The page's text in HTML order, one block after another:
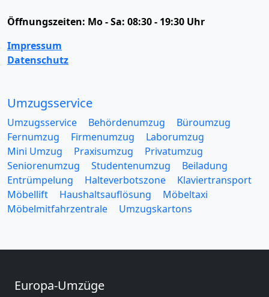
Öffnungszeiten: Mo - Sa: 08:30 - 19:30 Uhr
Impressum
Datenschutz
Umzugsservice
Umzugsservice Behördenumzug
Büroumzug
Fernumzug
Firmenumzug
Laborumzug
Mini Umzug
Praxisumzug
Privatumzug
Seniorenumzug
Studentenumzug
Beiladung
Entrümpelung
Halteverbotszone
Klaviertransport
Möbellift
Haushaltsauflösung
Möbeltaxi
Möbelmitfahrzentrale
Umzugskartons
Europa-Umzüge